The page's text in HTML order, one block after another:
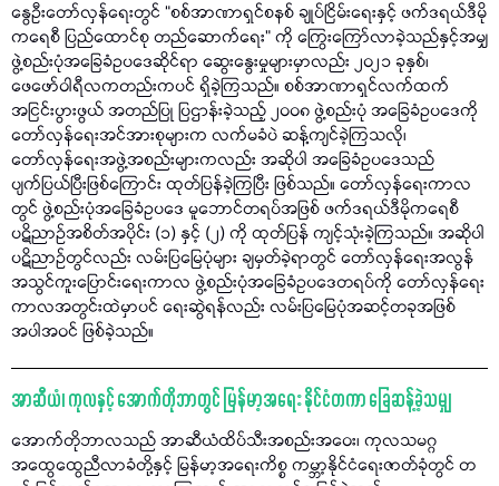
နွေဦးတော်လှန်ရေးတွင် “စစ်အာဏာရှင်စနစ် ချုပ်ငြိမ်းရေးနှင့် ဖက်ဒရယ်ဒီမို
ကရေစီ ပြည်ထောင်စု တည်ဆောက်ရေး” ကို ကြွေးကြော်လာခဲ့သည်နှင့်အမျှ
ဖွဲ့စည်းပုံအခြေခံဥပဒေဆိုင်ရာ ဆွေးနွေးမှုများမှာလည်း ၂၀၂၁ ခုနှစ်၊
ဖေဖော်ဝါရီလကတည်းကပင် ရှိခဲ့ကြသည်။ စစ်အာဏာရှင်လက်ထက်
အငြင်းပွားဖွယ် အတည်ပြု ပြဌာန်းခဲ့သည့် ၂၀၀၈ ဖွဲ့စည်းပုံ အခြေခံဥပဒေကို
တော်လှန်ရေးအင်အားစုများက လက်မခံပဲ ဆန့်ကျင်ခဲ့ကြသလို၊
တော်လှန်ရေးအဖွဲ့အစည်းများကလည်း အဆိုပါ အခြေခံဥပဒေသည်
ပျက်ပြယ်ပြီးဖြစ်ကြောင်း ထုတ်ပြန်ခဲ့ကြပြီး ဖြစ်သည်။ တော်လှန်ရေးကာလ
တွင် ဖွဲ့စည်းပုံအခြေခံဥပဒေ မူဘောင်တရပ်အဖြစ် ဖက်ဒရယ်ဒီမိုကရေစီ
ပဋိညာဉ်အစိတ်အပိုင်း (၁) နှင့် (၂) ကို ထုတ်ပြန် ကျင့်သုံးခဲ့ကြသည်။ အဆိုပါ
ပဋိညာဉ်တွင်လည်း လမ်းပြမြေပုံများ ချမှတ်ခဲ့ရာတွင် တော်လှန်ရေးအလွန်
အသွင်ကူးပြောင်းရေးကာလ ဖွဲ့စည်းပုံအခြေခံဥပဒေတရပ်ကို တော်လှန်ရေး
ကာလအတွင်းထဲမှာပင် ရေးဆွဲရန်လည်း လမ်းပြမြေပုံအဆင့်တခုအဖြစ်
အပါအဝင် ဖြစ်ခဲ့သည်။
အာဆီယံ၊ ကုလနှင့် အောက်တိုဘာတွင် မြန်မာ့အရေး နိုင်ငံတကာ ခြေဆန့်ခဲ့သမျှ
အောက်တိုဘာလသည် အာဆီယံထိပ်သီးအစည်းအဝေး၊ ကုလသမဂ္ဂ
အထွေထွေညီလာခံတို့နှင့် မြန်မာ့အရေးကိစ္စ ကမ္ဘာ့နိုင်ငံရေးဇာတ်ခုံတွင် တ